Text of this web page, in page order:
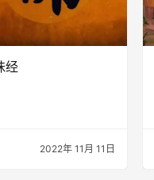
经
2022年 11月 11日